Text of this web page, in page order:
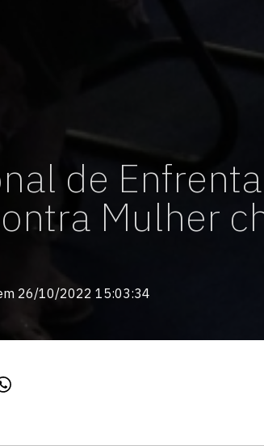
de
Mulher
26/10/2022 15:03:34